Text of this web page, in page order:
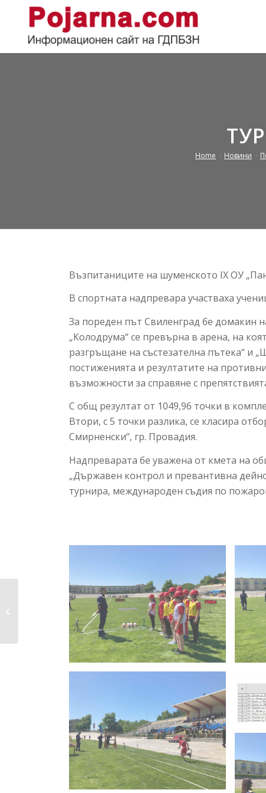
Home / Новини /
Възпитаниците на шуменското IX ОУ
В спортната надпревара участваха
За пореден път Свиленград бе домакин
„Колодрума“ се превърна в арена, на
разгръщане на състезателна пътека“ и
постиженията и резултатите на
възможности за справяне с
С общ резултат от 1049,96 точки в
Втори, с 5 точки разлика, се класира
Смирненски“, гр. Провадия.
Надпреварата бе уважена от кмета на
„Държавен контрол и превантивна
турнира, международен съдия по
Републикански
състезания „Млад